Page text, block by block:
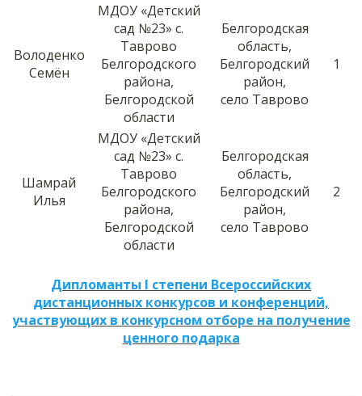
Володенко
Семён
МДОУ «Детский
сад №23» с.
Таврово
Белгородского
района,
Белгородской
области
Белгородская
область,
Белгородский
район,
село Таврово
1
Шамрай
Илья
МДОУ «Детский
сад №23» с.
Таврово
Белгородского
района,
Белгородской
области
Белгородская
область,
Белгородский
район,
село Таврово
2
Дипломанты I степени Всероссийских
дистанционных конкурсов и конференций,
участвующих в конкурсном отборе на получение
ценного подарка